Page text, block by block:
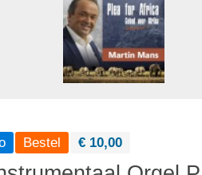
€ 10,00